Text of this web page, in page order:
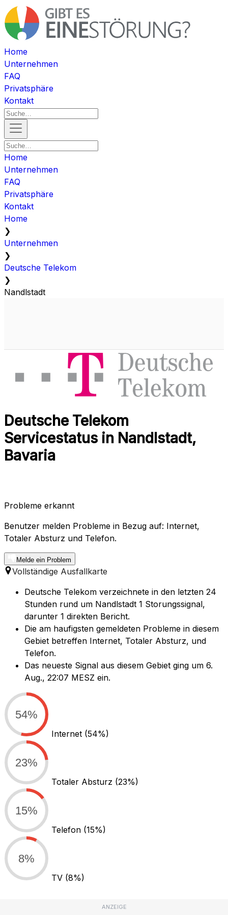
Home
Unternehmen
FAQ
Privatsphäre
Kontakt
Home
Unternehmen
FAQ
Privatsphäre
Kontakt
Home
❯
Unternehmen
❯
Deutsche Telekom
❯
Nandlstadt
Deutsche Telekom
Servicestatus in Nandlstadt,
Bavaria
Probleme erkannt
Benutzer melden Probleme in Bezug auf: Internet,
Totaler Absturz und Telefon.
Melde ein Problem
Vollständige Ausfallkarte
Deutsche Telekom verzeichnete in den letzten 24
Stunden rund um Nandlstadt 1 Storungssignal,
darunter 1 direkten Bericht.
Die am haufigsten gemeldeten Probleme in diesem
Gebiet betreffen Internet, Totaler Absturz, und
Telefon.
Das neueste Signal aus diesem Gebiet ging um 6.
Aug., 22:07 MESZ ein.
54%
Internet (54%)
23%
Totaler Absturz (23%)
15%
Telefon (15%)
8%
TV (8%)
ANZEIGE